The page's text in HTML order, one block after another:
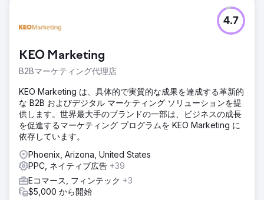
KEO Marketing
B2Bマーケティング代理店
4.7
KEO Marketing は、具体的で実質的な成果を達成する革新的
な B2B およびデジタル マーケティング ソリューションを提
供します。世界最大手のブランドの一部は、ビジネスの成長
を促進するマーケティング プログラムを KEO Marketing に
依存しています。
Phoenix, Arizona, United States
PPC, ネイティブ広告 +39
Eコマース, フィンテック +3
$5,000 から開始